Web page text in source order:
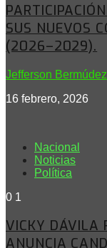
SUS NUEVOS
(2026–2029).
Jefferson Bermúdez
16 febrero, 2026
Nacional
Noticias
Política
0 1
VICKY DÁVILA
ANUNCIA